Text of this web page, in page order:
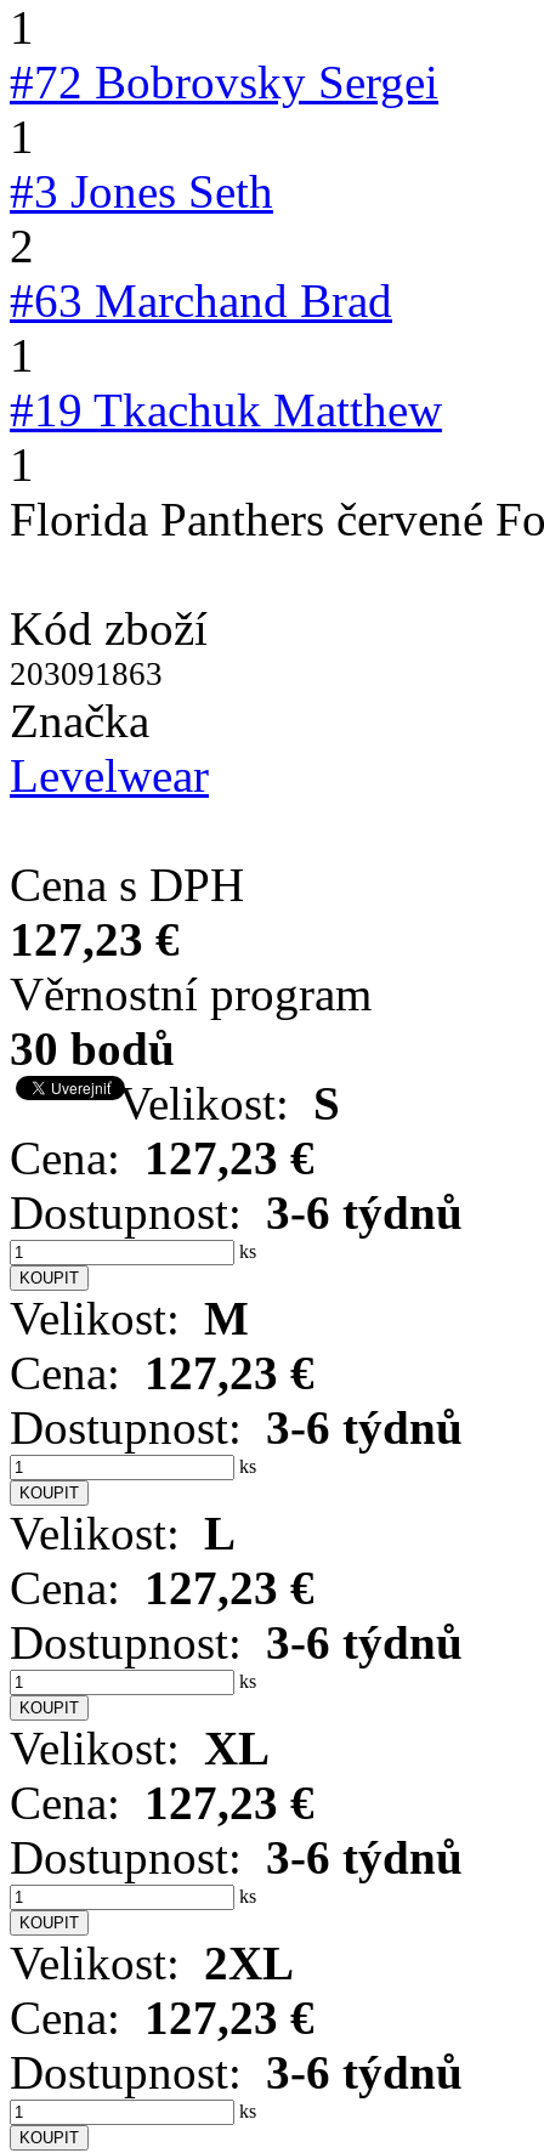
1
#72 Bobrovsky Sergei
1
#3 Jones Seth
2
#63 Marchand Brad
1
#19 Tkachuk Matthew
1
Florida Panthers červené
Kód zboží
203091863
Značka
Levelwear
Cena s DPH
127,23 €
Věrnostní program
30 bodů
Velikost: S
Cena: 127,23 €
Dostupnost: 3-6 týdnů
ks
Velikost: M
Cena: 127,23 €
Dostupnost: 3-6 týdnů
ks
Velikost: L
Cena: 127,23 €
Dostupnost: 3-6 týdnů
ks
Velikost: XL
Cena: 127,23 €
Dostupnost: 3-6 týdnů
ks
Velikost: 2XL
Cena: 127,23 €
Dostupnost: 3-6 týdnů
ks